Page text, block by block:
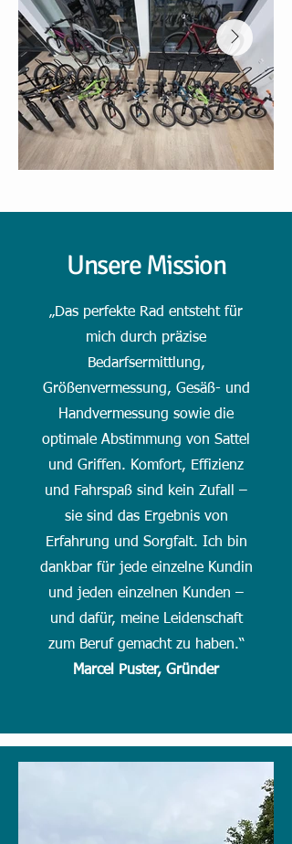
Unsere Mission
„Das perfekte Rad entsteht für
mich durch präzise
Bedarfsermittlung,
Größenvermessung, Gesäß- und
Handvermessung sowie die
optimale Abstimmung von Sattel
und Griffen. Komfort, Effizienz
und Fahrspaß sind kein Zufall –
sie sind das Ergebnis von
Erfahrung und Sorgfalt. Ich bin
dankbar für jede einzelne Kundin
und jeden einzelnen Kunden –
und dafür, meine Leidenschaft
zum Beruf gemacht zu haben.“
Marcel Puster, Gründer